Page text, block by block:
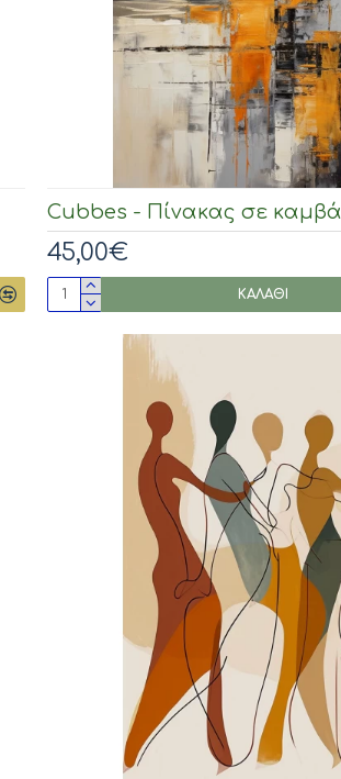
Cubbes - Πίνακας σε καμβά
45,00€
ΚΑΛΆΘΙ